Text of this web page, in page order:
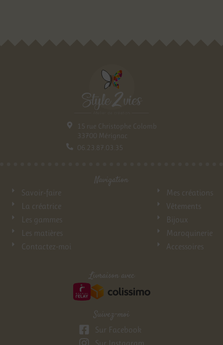
15 rue Christophe Colomb
33700 Mérignac
06.23.87.03.35
Navigation
Savoir-faire
La créatrice
Les gammes
Les matières
Contactez-moi
Mes créations
Vêtements
Bijoux
Maroquinerie
Accessoires
Livraison avec
Suivez-moi
Sur Facebook